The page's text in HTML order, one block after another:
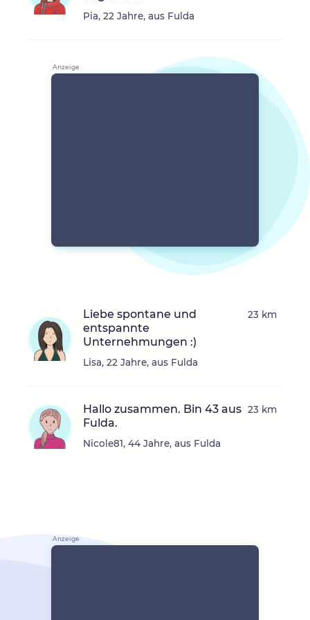
Pia, 22 Jahre, aus Fulda
Liebe spontane und
entspannte
Unternehmungen :)
Lisa, 22 Jahre, aus Fulda
23 km
Hallo zusammen. Bin 43 aus
Fulda.
Nicole81, 44 Jahre, aus Fulda
23 km